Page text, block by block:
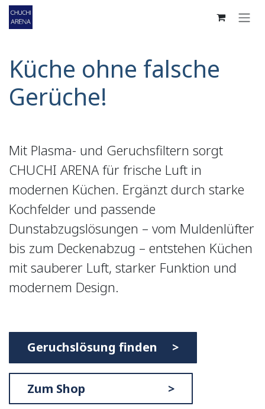
Zum Inhalt springen
Küche ohne falsche
Gerüche!
Mit Plasma- und Geruchsfiltern sorgt
CHUCHI ARENA für frische Luft in
modernen Küchen. Ergänzt durch starke
Kochfelder und passende
Dunstabzugslösungen – vom Muldenlüfter
bis zum Deckenabzug – entstehen Küchen
mit sauberer Luft, starker Funktion und
modernem Design.
Geruchslösung finden >
Zum Shop >